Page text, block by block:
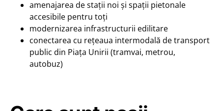
amenajarea de stații noi și spații pietonale
accesibile pentru toți
modernizarea infrastructurii edilitare
conectarea cu rețeaua intermodală de transport
public din Piața Unirii (tramvai, metrou,
autobuz)